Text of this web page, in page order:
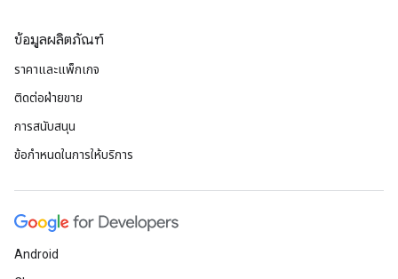
ข้อมูลผลิตภัณฑ์
ราคาและแพ็กเกจ
ติดต่อฝ่ายขาย
การสนับสนุน
ข้อกำหนดในการให้บริการ
Android